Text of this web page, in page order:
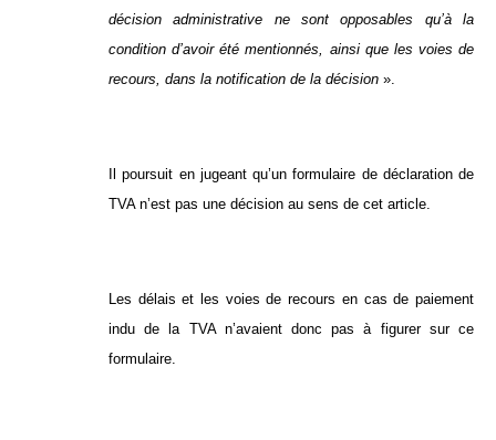
décision administrative ne sont opposables qu’à la
condition d’avoir été mentionnés, ainsi que les voies de
recours, dans la notification de la décision ».
Il poursuit en jugeant qu’un formulaire de déclaration de
TVA n’est pas une décision au sens de cet article.
Les délais et les voies de recours en cas de paiement
indu de la TVA n’avaient donc pas à figurer sur ce
formulaire.